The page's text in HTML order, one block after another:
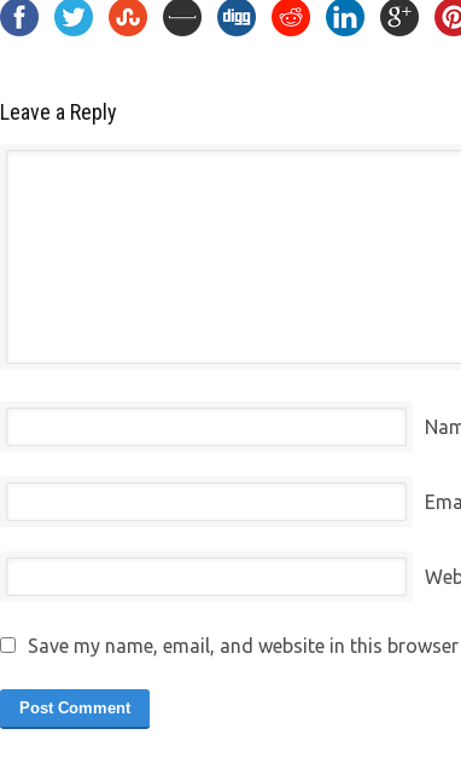
Leave a Reply
Save my name, email, and website in this